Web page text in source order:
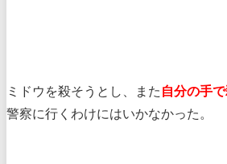
ミドウを殺そうとし、また 自分の手
警察に行くわけにはいかなかった。